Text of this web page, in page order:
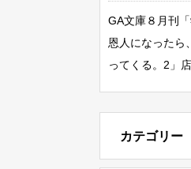
GA文庫８月刊
恩人になったら
ってくる。2」
カテゴリー